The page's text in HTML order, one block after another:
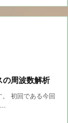
の周波数解析
初回である今回